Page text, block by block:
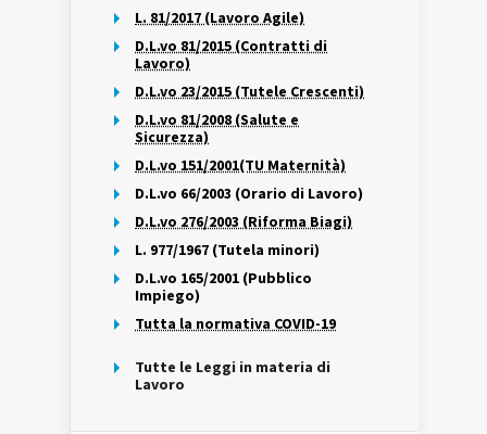
L. 81/2017 (Lavoro Agile)
D.L.vo 81/2015 (Contratti di
Lavoro)
D.L.vo 23/2015 (Tutele Crescenti)
D.L.vo 81/2008 (Salute e
Sicurezza)
D.L.vo 151/2001(TU Maternità)
D.L.vo 66/2003 (Orario di Lavoro)
D.L.vo 276/2003 (Riforma Biagi)
L. 977/1967 (Tutela minori)
D.L.vo 165/2001 (Pubblico
Impiego)
Tutta la normativa COVID-19
Tutte le Leggi in materia di
Lavoro